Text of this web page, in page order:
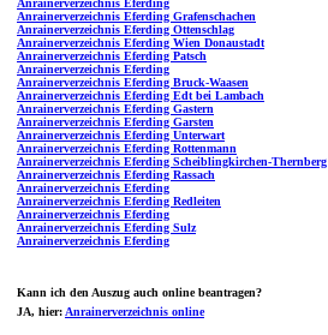
Anrainerverzeichnis Eferding
Anrainerverzeichnis Eferding Grafenschachen
Anrainerverzeichnis Eferding Ottenschlag
Anrainerverzeichnis Eferding Wien Donaustadt
Anrainerverzeichnis Eferding Patsch
Anrainerverzeichnis Eferding
Anrainerverzeichnis Eferding Bruck-Waasen
Anrainerverzeichnis Eferding Edt bei Lambach
Anrainerverzeichnis Eferding Gastern
Anrainerverzeichnis Eferding Garsten
Anrainerverzeichnis Eferding Unterwart
Anrainerverzeichnis Eferding Rottenmann
Anrainerverzeichnis Eferding Scheiblingkirchen-Thernberg
Anrainerverzeichnis Eferding Rassach
Anrainerverzeichnis Eferding
Anrainerverzeichnis Eferding Redleiten
Anrainerverzeichnis Eferding
Anrainerverzeichnis Eferding Sulz
Anrainerverzeichnis Eferding
Kann ich den Auszug auch online beantragen?
JA, hier: Anrainerverzeichnis online